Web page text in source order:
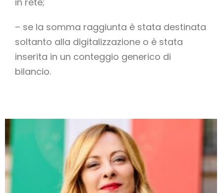
– se la somma raggiunta è stata destinata
soltanto alla digitalizzazione o è stata
inserita in un conteggio generico di
bilancio.